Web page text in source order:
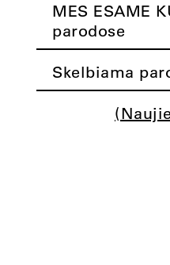
MES ESAME
parodose
Skelbiama